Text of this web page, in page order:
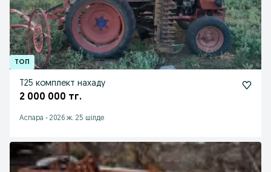
T25 комплект нахаду
2 000 000 тг.
Аспара - 2026 ж. 25 шілде